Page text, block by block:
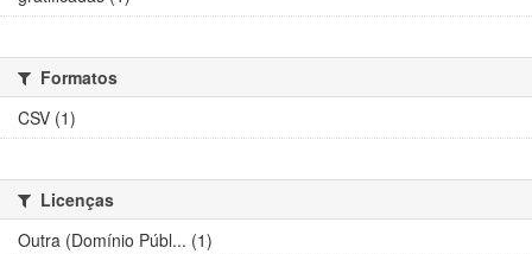
Formatos
CSV (1)
Licenças
Outra (Domínio Públ... (1)